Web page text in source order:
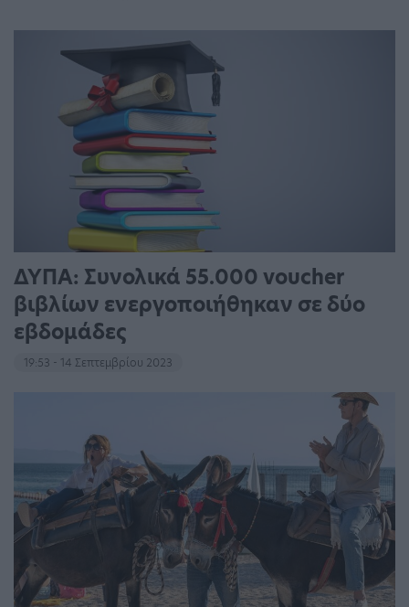
ΔΥΠΑ: Συνολικά 55.000 voucher
βιβλίων ενεργοποιήθηκαν σε δύο
εβδομάδες
19:53 - 14 Σεπτεμβρίου 2023